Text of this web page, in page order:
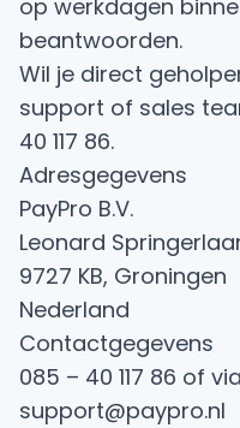
op werkdagen
beantwoorden.
Wil je direct
support of sales
40 117 86.
Adresgegevens
PayPro B.V.
Leonard
9727 KB, Groningen
Nederland
Contactgegevens
085 – 40 117 86 of via
support@paypro.nl